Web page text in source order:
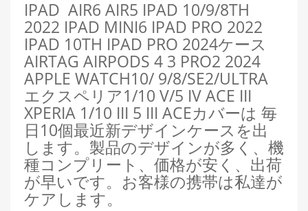
IPAD AIR6 AIR5 IPAD 10/9/8TH
2022 IPAD MINI6 IPAD PRO 2022
IPAD 10TH IPAD PRO 2024ケース
AIRTAG AIRPODS 4 3 PRO2 2024
APPLE WATCH10/ 9/8/SE2/ULTRA
エクスペリア1/10 V/5 IV ACE III
XPERIA 1/10 III 5 III ACEカバーは 毎
日10個最近新デザインケースを出
します。製品のデザインが多く、機
種コンプリート、価格が安く、出荷
が早いです。お客様の携帯は私達が
ケアします。